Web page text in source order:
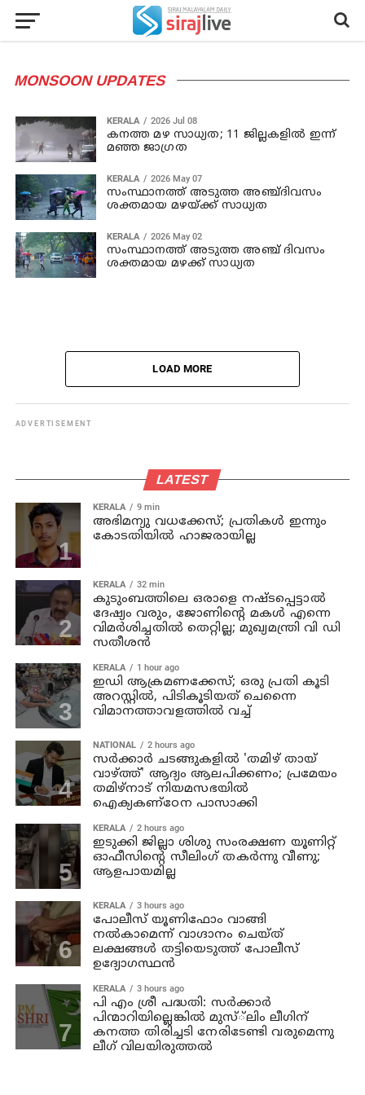
MONSOON UPDATES
KERALA 2026 Jul 08
കനത്ത മഴ സാധ്യത; 11 ജില്ലകളില്‍ ഇന്ന്
മഞ്ഞ ജാഗ്രത
KERALA 2026 May 07
സംസ്ഥാനത്ത് അടുത്ത അഞ്ച്ദിവസം
ശക്തമായ മഴയ്ക്ക് സാധ്യത
KERALA 2026 May 02
സംസ്ഥാനത്ത് അടുത്ത അഞ്ച് ദിവസം
ശക്തമായ മഴക്ക് സാധ്യത
LOAD MORE
ADVERTISEMENT
LATEST
KERALA 9 min
അഭിമന്യു വധക്കേസ്; പ്രതികള്‍ ഇന്നും
കോടതിയില്‍ ഹാജരായില്ല
KERALA 32 min
കുടുംബത്തിലെ ഒരാളെ നഷ്ടപ്പെട്ടാല്‍
ദേഷ്യം വരും, ജോണിന്റെ മകള്‍ എന്നെ
വിമര്‍ശിച്ചതില്‍ തെറ്റില്ല; മുഖ്യമന്ത്രി വി ഡി
സതീശന്‍
KERALA 1 hour ago
ഇഡി ആക്രമണക്കേസ്; ഒരു പ്രതി കൂടി
അറസ്റ്റില്‍, പിടികൂടിയത് ചെന്നൈ
വിമാനത്താവളത്തില്‍ വച്ച്
NATIONAL 2 hours ago
സര്‍ക്കാര്‍ ചടങ്ങുകളില്‍ 'തമിഴ് തായ്
വാഴ്ത്ത്' ആദ്യം ആലപിക്കണം; പ്രമേയം
തമിഴ്നാട് നിയമസഭയില്‍
ഐക്യകണ്‌ഠേന പാസാക്കി
KERALA 2 hours ago
ഇടുക്കി ജില്ലാ ശിശു സംരക്ഷണ യൂണിറ്റ്
ഓഫീസിന്റെ സീലിംഗ് തകര്‍ന്നു വീണു;
ആളപായമില്ല
KERALA 3 hours ago
പോലീസ് യൂണിഫോം വാങ്ങി
നല്‍കാമെന്ന് വാഗ്ദാനം ചെയ്ത്
ലക്ഷങ്ങള്‍ തട്ടിയെടുത്ത് പോലീസ്
ഉദ്യോഗസ്ഥന്‍
KERALA 3 hours ago
പി എം ശ്രീ പദ്ധതി: സര്‍ക്കാര്‍
പിന്മാറിയില്ലെങ്കില്‍ മുസ്്‌ലിം ലീഗിന്
കനത്ത തിരിച്ചടി നേരിടേണ്ടി വരുമെന്നു
ലീഗ് വിലയിരുത്തല്‍